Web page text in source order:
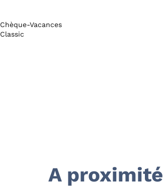
Chèque-Vacances
Classic
A proximité